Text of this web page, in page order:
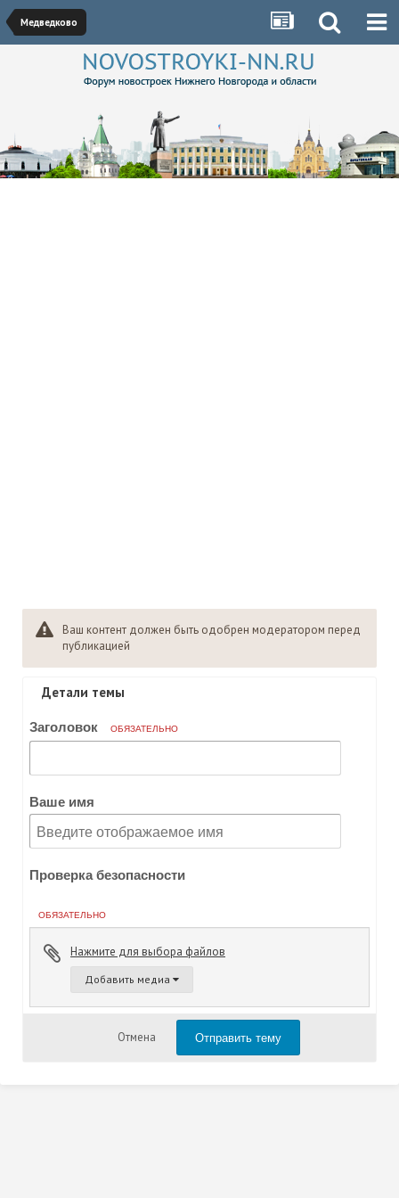
Медведково
Ваш контент должен быть одобрен модератором перед
публикацией
Детали темы
Заголовок ОБЯЗАТЕЛЬНО
Ваше имя
Проверка безопасности
ОБЯЗАТЕЛЬНО
Нажмите для выбора файлов
Добавить медиа
Отмена Отправить тему